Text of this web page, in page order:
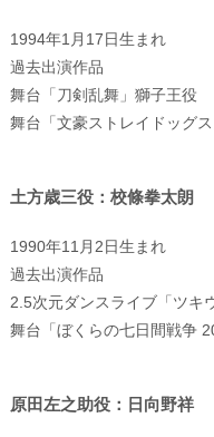
1994年1月17日生まれ
過去出演作品
舞台「刀剣乱舞」獅子王役
舞台「文豪ストレイドッグ
土方歳三役：校條拳太朗
1990年11月2日生まれ
過去出演作品
2.5次元ダンスライブ「ツ
舞台「ぼくらの七日間戦争
原田左之助役：日向野祥